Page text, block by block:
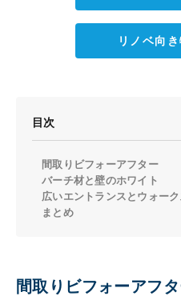
リノベ向
目次
間取りビフォーアフター
バーチ材と壁のホワイト
広いエントランスとウォー
まとめ
間取りビフォーアフ